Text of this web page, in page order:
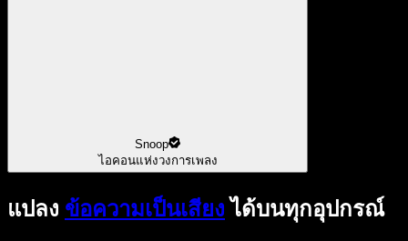
Snoop
ไอคอนแห่งวงการเพลง
แปลง ข้อความเป็นเสียง ได้บนทุกอุปกรณ์